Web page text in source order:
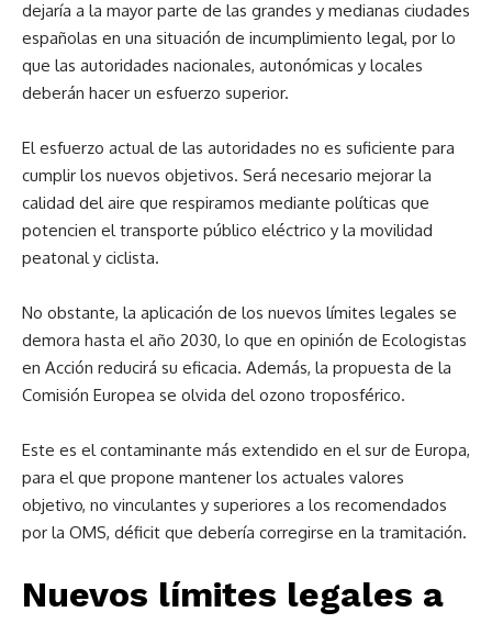
dejaría a la mayor parte de las grandes y medianas ciudades
españolas en una situación de incumplimiento legal, por lo
que las autoridades nacionales, autonómicas y locales
deberán hacer un esfuerzo superior.
El esfuerzo actual de las autoridades no es suficiente para
cumplir los nuevos objetivos. Será necesario mejorar la
calidad del aire que respiramos mediante políticas que
potencien el transporte público eléctrico y la movilidad
peatonal y ciclista.
No obstante, la aplicación de los nuevos límites legales se
demora hasta el año 2030, lo que en opinión de Ecologistas
en Acción reducirá su eficacia. Además, la propuesta de la
Comisión Europea se olvida del ozono troposférico.
Este es el contaminante más extendido en el sur de Europa,
para el que propone mantener los actuales valores
objetivo, no vinculantes y superiores a los recomendados
por la OMS, déficit que debería corregirse en la tramitación.
Nuevos límites legales a